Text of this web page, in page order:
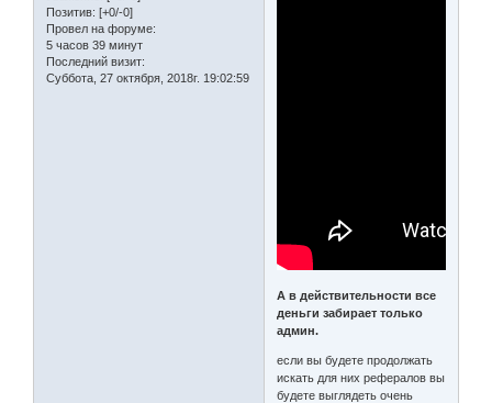
Позитив: [+0/-0]
Провел на форуме:
5 часов 39 минут
Последний визит:
Суббота, 27 октября, 2018г. 19:02:59
А в действительности все
деньги забирает только
админ.
если вы будете продолжать
искать для них рефералов вы
будете выглядеть очень